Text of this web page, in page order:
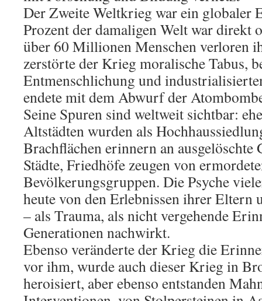
Der Zweite Weltkrieg war ein globaler
Prozent der damaligen Welt war direkt
über 60 Millionen Menschen verloren
zerstörte der Krieg moralische Tabus,
Entmenschlichung und
endete mit dem Abwurf der
Seine Spuren sind weltweit sichtbar:
Altstädten wurden als
Brachflächen erinnern an ausgelöschte
Städte, Friedhöfe zeugen von
Bevölkerungsgruppen. Die Psyche
heute von den Erlebnissen ihrer Eltern
– als Trauma, als nicht vergehende
Generationen nachwirkt.
Ebenso veränderte der Krieg die
vor ihm, wurde auch dieser Krieg in
heroisiert, aber ebenso entstanden